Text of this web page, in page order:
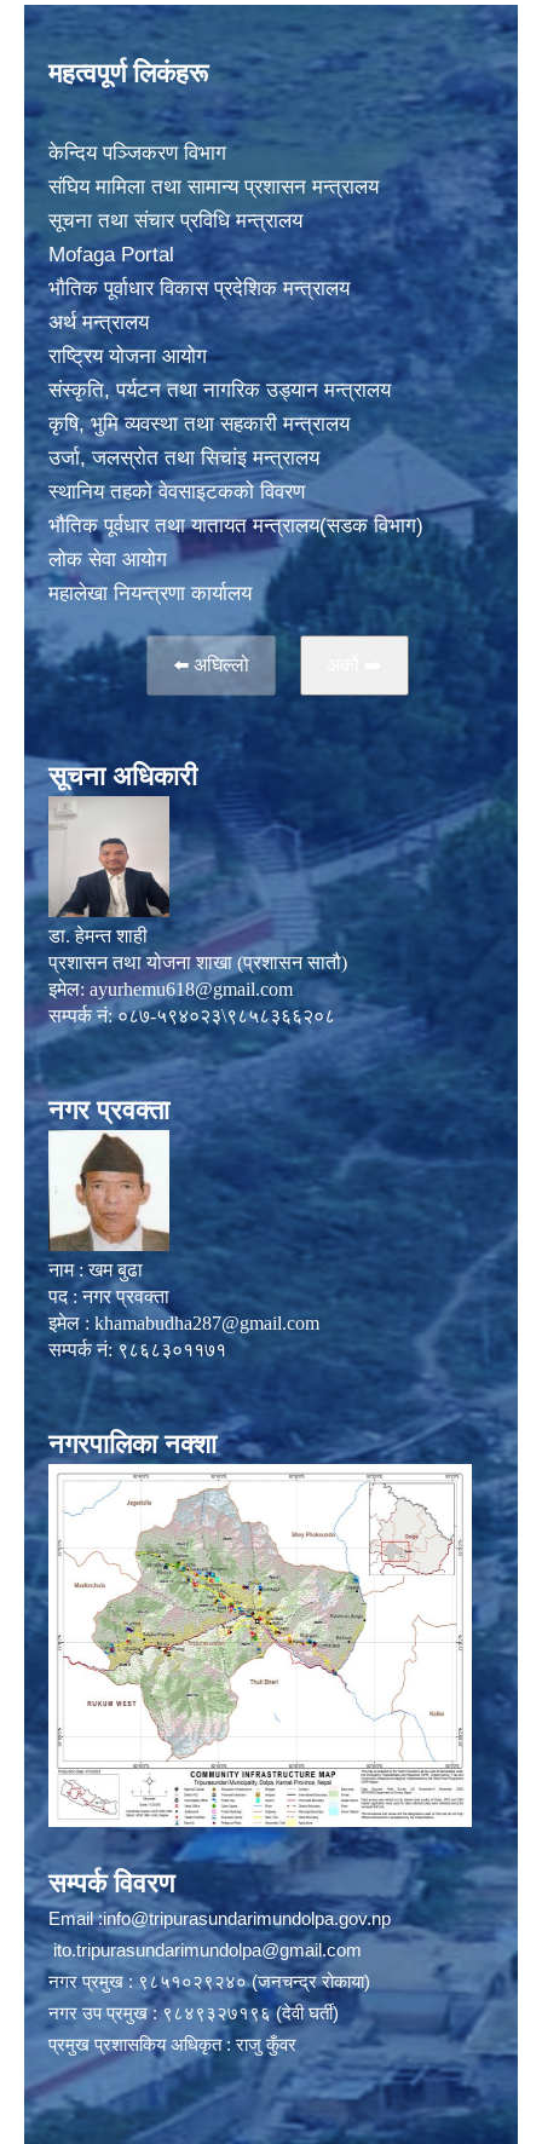
महत्वपूर्ण लिकंहरू
केन्दिय पञ्जिकरण विभाग
संघिय मामिला तथा सामान्य प्रशासन मन्त्रालय
सूचना तथा संचार प्रविधि मन्त्रालय
Mofaga Portal
भाैतिक पूर्वाधार विकास प्रदेशिक मन्त्रालय
अर्थ मन्त्रालय
राष्ट्रिय योजना आयोग
संस्कृति, पर्यटन तथा नागरिक उड्यान मन्त्रालय
कृषि, भुमि व्यवस्था तथा सहकारी मन्त्रालय
उर्जा, जलस्राेत तथा सिचांइ मन्त्रालय
स्थानिय तहकाे वेवसाइटककाे विवरण
भाैतिक पूर्वधार तथा यातायत मन्त्रालय(सडक विभाग)
लाेक सेवा आयोग
महालेखा नियन्त्रणा कार्यालय
⬅️ अघिल्लो
सूचना अधिकारी
डा. हेमन्त शाही
प्रशासन तथा योजना शाखा (प्रशासन सातौ)
इमेल: ayurhemu618@gmail.com
सम्पर्क नं: ०८७-५९४०२३\९८५८३६६२०८
नगर प्रवक्ता
नाम : खम बुढा
पद : नगर प्रवक्ता
इमेल : khamabudha287@gmail.com
सम्पर्क नं: ९८६८३०११७१
नगरपालिका नक्शा
सम्पर्क विवरण
Email :info@tripurasundarimundolpa.gov.np
ito.tripurasundarimundolpa@gmail.com
नगर प्रमुख : ९८५१०२९२४० (जनचन्द्र रोकाया)
नगर उप प्रमुख : ९८४९३२७१९६ (देवी घर्ती)
प्रमुख प्रशासकिय अधिकृत : राजु कुँवर